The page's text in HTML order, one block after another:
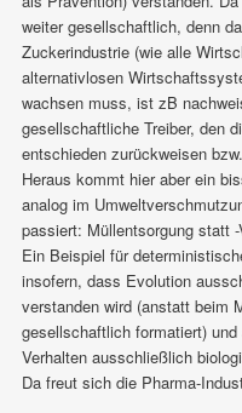
weiter gesellschaftlich, denn
Zuckerindustrie (wie alle
alternativlosen
wachsen muss, ist zB
gesellschaftliche Treiber, den
entschieden zurückweisen
Heraus kommt hier aber ein
analog im
passiert: Müllentsorgung statt -
Ein Beispiel für
insofern, dass Evolution
verstanden wird (anstatt beim
gesellschaftlich formatiert)
Verhalten ausschließlich
Da freut sich die Pharma-